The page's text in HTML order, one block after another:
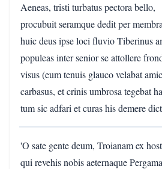
Aeneas, tristi turbatus pectora bello,
procubuit seramque dedit per
huic deus ipse loci fluvio Tiberinus
populeas inter senior se attollere
visus (eum tenuis glauco velabat
carbasus, et crinis umbrosa tegebat
tum sic adfari et curas his demere
'O sate gente deum, Troianam ex
qui revehis nobis aeternaque